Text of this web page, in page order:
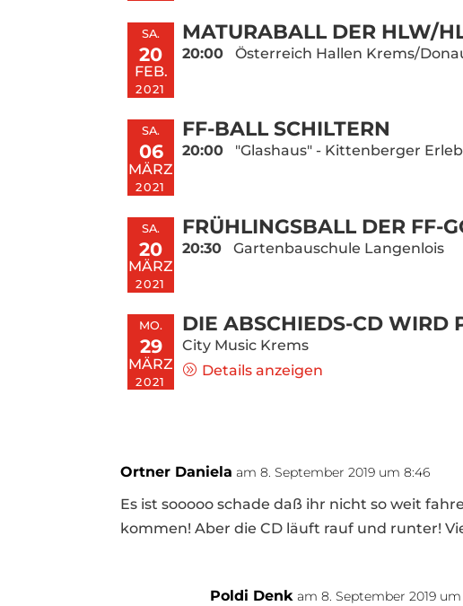
SA.
20
FEB.
2021
MATURABALL DER HLW/
20:00 Österreich Hallen Krems/
SA.
06
MÄRZ
2021
FF-BALL SCHILTERN
20:00 "Glashaus" - Kittenberger
SA.
20
MÄRZ
2021
FRÜHLINGSBALL DER FF-
20:30 Gartenbauschule Langenlois
MO.
29
MÄRZ
2021
DIE ABSCHIEDS-CD WIRD
City Music Krems
Details anzeigen
Ortner Daniela am 8. September 2019 um 8:46
Es ist sooooo schade daß ihr nicht so weit
kommen! Aber die CD läuft rauf und runter!
Poldi Denk am 8. September 2019 um